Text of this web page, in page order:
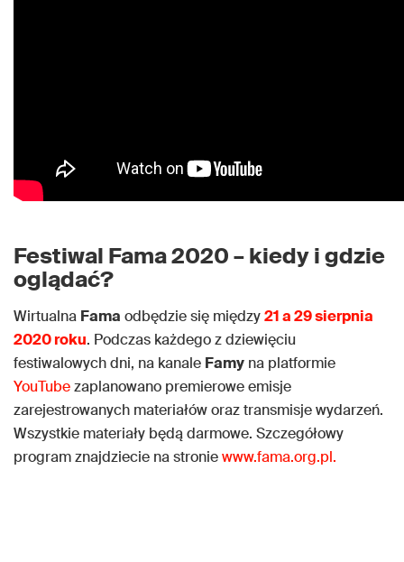
Festiwal Fama 2020 – kiedy i gdzie
oglądać?
Wirtualna Fama odbędzie się między21 a 29 sierpnia
2020 roku. Podczas każdego z dziewięciu
festiwalowych dni, na kanale Famy na platformie
YouTubezaplanowano premierowe emisje
zarejestrowanych materiałów oraz transmisje wydarzeń.
Wszystkie materiały będą darmowe. Szczegółowy
program znajdziecie na stroniewww.fama.org.pl.